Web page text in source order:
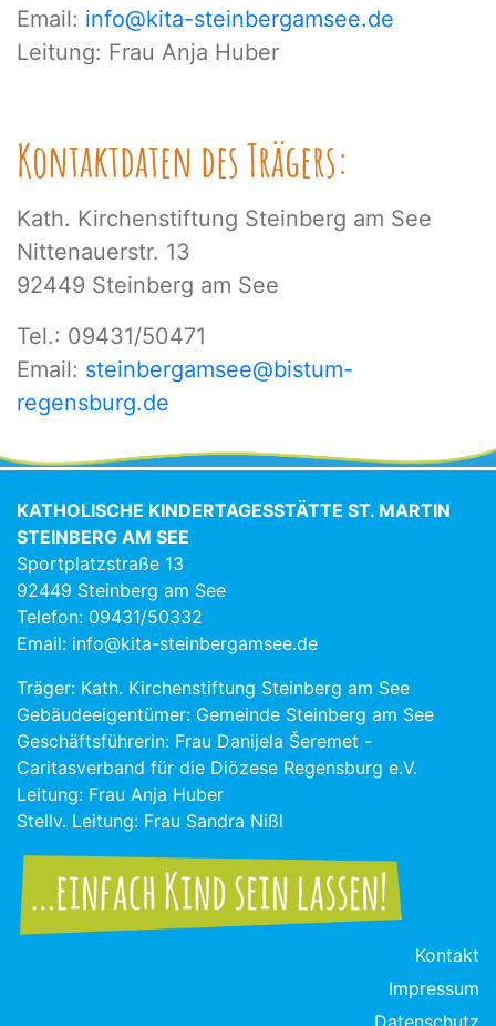
Email: info@kita-steinbergamsee.de
Leitung: Frau Anja Huber
Kontaktdaten des Trägers:
Kath. Kirchenstiftung Steinberg am See
Nittenauerstr. 13
92449 Steinberg am See
Tel.: 09431/50471
Email: steinbergamsee@bistum-
regensburg.de
KATHOLISCHE KINDERTAGESSTÄTTE ST. MARTIN
STEINBERG AM SEE
Sportplatzstraße 13
92449 Steinberg am See
Telefon: 09431/50332
Email: info@kita-steinbergamsee.de
Träger: Kath. Kirchenstiftung Steinberg am See
Gebäudeeigentümer: Gemeinde Steinberg am See
Geschäftsführerin: Frau Danijela Šeremet -
Caritasverband für die Diözese Regensburg e.V.
Leitung: Frau Anja Huber
Stellv. Leitung: Frau Sandra Nißl
Kontakt
Impressum
Datenschutz